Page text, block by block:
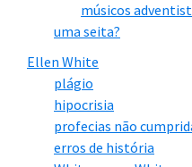
5. O homem
Deus Todo-
músicos
uma seita?
Ellen White
plágio
hipocrisia
profecias não
erros de história